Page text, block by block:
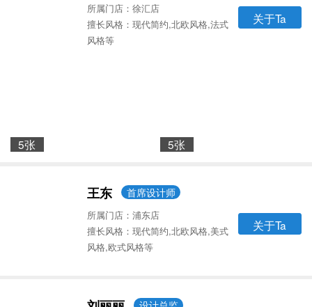
所属门店：徐汇店
擅长风格：现代简约,北欧风格,法式
风格等
关于Ta
5张 5张
王东 首席设计师
所属门店：浦东店
擅长风格：现代简约,北欧风格,美式
风格,欧式风格等
关于Ta